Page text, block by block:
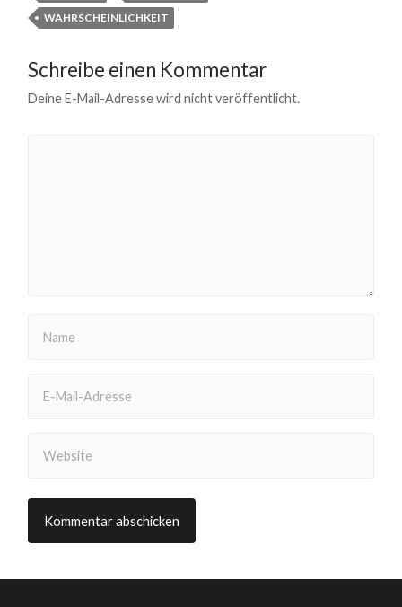
WAHRSCHEINLICHKEIT
Schreibe einen Kommentar
Deine E-Mail-Adresse wird nicht veröffentlicht.